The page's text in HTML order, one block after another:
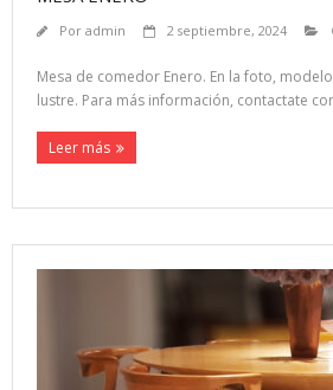
Por admin 2 septiembre, 2024
Mesa de comedor Enero. En la foto,
lustre. Para más información, contactate
Leer más